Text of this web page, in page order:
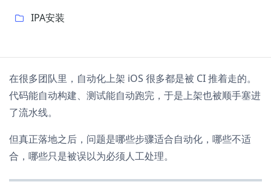
IPA安装
在很多团队里，自动化上架 iOS 很多都是被 CI 推着走的。
代码能自动构建、测试能自动跑完，于是上架也被顺手塞进
了流水线。
但真正落地之后，问题是哪些步骤适合自动化，哪些不适
合，哪些只是被误以为必须人工处理。